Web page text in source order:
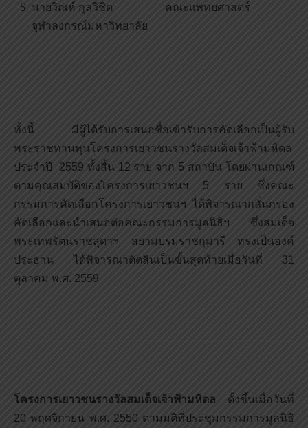
นายวิณห์ กุลวิชิต คณะแพทยศาสตร์
จุฬาลงกรณ์มหาวิทยาลัย
ทั้งนี้ มีผู้ได้รับการเสนอชื่อเข้ารับการคัดเลือกเป็นผู้รับ
พระราชทานทุนโครงการเยาวชนรางวัลสมเด็จเจ้าฟ้ามหิดล
ประจำปี 2559 ทั้งสิ้น 12 ราย จาก 5 สถาบัน โดยผ่านเกณฑ์
ตามคุณสมบัติของโครงการเยาวชนฯ 5 ราย ซึ่งคณะ
กรรมการคัดเลือกโครงการเยาวชนฯ ได้พิจารณากลั่นกรอง
คัดเลือกและนำเสนอต่อคณะกรรมการมูลนิธิฯ ซึ่งสมเด็จ
พระเทพรัตนราชสุดาฯ สยามบรมราชกุมารี ทรงเป็นองค์
ประธาน ได้พิจารณาตัดสินเป็นขั้นสุดท้ายเมื่อวันที่ 31
ตุลาคม พ.ศ. 2559
โครงการเยาวชนรางวัลสมเด็จเจ้าฟ้ามหิดล ตั้งขึ้นเมื่อวันที่
20 พฤศจิกายน พ.ศ. 2550 ตามมติที่ประชุมกรรมการมูลนิธิ